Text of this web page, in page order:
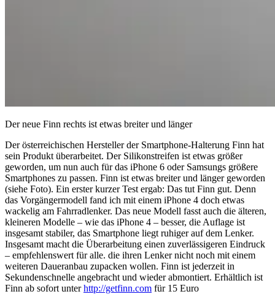
Der neue Finn rechts ist etwas breiter und länger
Der österreichischen Hersteller der Smartphone-Halterung Finn hat
sein Produkt überarbeitet. Der Silikonstreifen ist etwas größer
geworden, um nun auch für das iPhone 6 oder Samsungs größere
Smartphones zu passen. Finn ist etwas breiter und länger geworden
(siehe Foto). Ein erster kurzer Test ergab: Das tut Finn gut. Denn
das Vorgängermodell fand ich mit einem iPhone 4 doch etwas
wackelig am Fahrradlenker. Das neue Modell fasst auch die älteren,
kleineren Modelle – wie das iPhone 4 – besser, die Auflage ist
insgesamt stabiler, das Smartphone liegt ruhiger auf dem Lenker.
Insgesamt macht die Überarbeitung einen zuverlässigeren Eindruck
– empfehlenswert für alle. die ihren Lenker nicht noch mit einem
weiteren Daueranbau zupacken wollen. Finn ist jederzeit in
Sekundenschnelle angebracht und wieder abmontiert. Erhältlich ist
Finn ab sofort unterhttp://getfinn.com für 15 Euro